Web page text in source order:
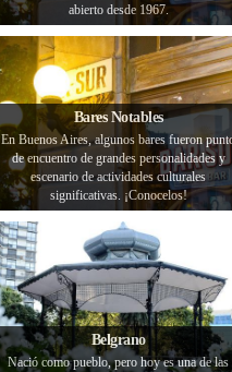
abierto desde 1967.
Bares Notables
En Buenos Aires, algunos bares fueron
de encuentro de grandes personalidades y
escenario de actividades culturales
significativas. ¡Conocelos!
Belgrano
Nació como pueblo, pero hoy es una de las